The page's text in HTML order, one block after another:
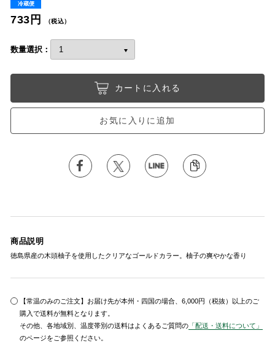
冷蔵便
733円 （税込）
数量選択：
カートに入れる
お気に入りに追加
商品説明
徳島県産の木頭柚子を使用したクリアなゴールドカラー。柚子の爽やかな香り
【常温のみのご注文】お届け先が本州・四国の場合、6,000円（税抜）以上のご
購入で送料が無料となります。
その他、各地域別、温度帯別の送料はよくあるご質問の 「配送・送料について」
のページをご参照ください。